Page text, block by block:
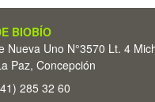
BIOBÍO
Nueva Uno N°3570 Lt. 4
Paz, Concepción
285 32 60